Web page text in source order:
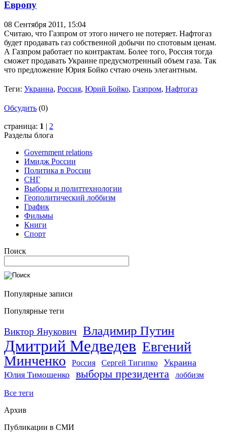
Европу
08 Сентября 2011, 15:04
Считаю, что Газпром от этого ничего не потеряет. Нафтогаз
будет продавать газ собственной добычи по спотовым ценам.
А Газпром работает по контрактам. Более того, Россия тогда
сможет продавать Украине предусмотренный объем газа. Так
что предложение Юрия Бойко счтаю очень элегантным.
Теги: Украина, Россия, Юрий Бойко, Газпром, Нафтогаз
Обсудить (0)
страница: 1 | 2
Разделы блога
Government relations
Имидж России
Политика в России
СНГ
Выборы и политтехнологии
Геополитический лоббизм
График
Фильмы
Книги
Спорт
Поиск
Популярные записи
Популярные теги
Виктор Янукович Владимир Путин
Дмитрий Медведев Евгений
Минченко
Россия Сергей Тигипко Украина
Юлия Тимошенко выборы президента лоббизм
Все теги
Архив
Публикации в СМИ